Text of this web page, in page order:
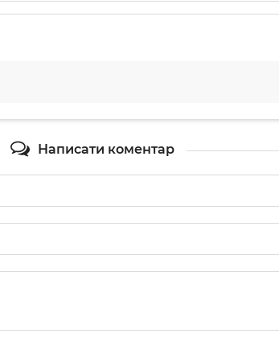
Написати коментар